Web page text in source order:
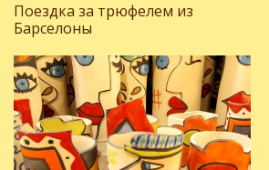
Поездка за трюфелем из
Барселоны